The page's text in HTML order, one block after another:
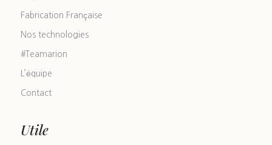
Fabrication Française
Nos technologies
#Teamarion
L’équipe
Contact
Utile